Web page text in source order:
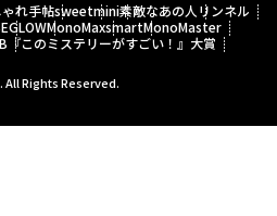
れ手帖sweetmini素敵なあの人 リンネル
GLOWMonoMaxsmartMonoMaster
『このミステリーがすごい！』大賞
All Rights Reserved.